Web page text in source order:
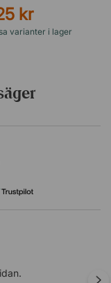
kr
varianter i lager